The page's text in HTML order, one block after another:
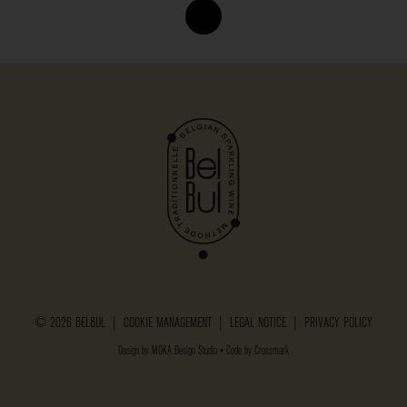
© 2026 BELBUL | COOKIE MANAGEMENT LEGAL NOTICE PRIVACY POLICY
Design by MOKA Design Studio • Code by Crossmark